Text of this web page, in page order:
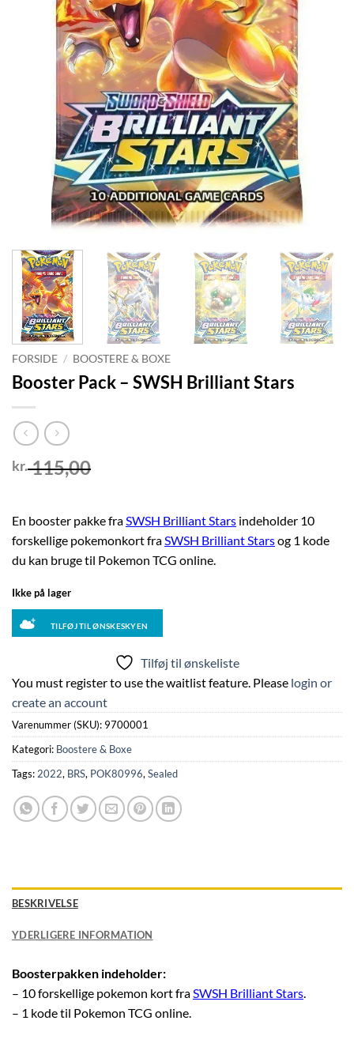
FORSIDE / BOOSTERE & BOXE
Booster Pack – SWSH Brilliant Stars
kr.115,00
En booster pakke fraSWSH Brilliant Stars indeholder 10
forskellige pokemonkort fraSWSH Brilliant Starsog 1 kode
du kan bruge til Pokemon TCG online.
Ikke på lager
TILFØJ TIL ØNSKESKYEN
Tilføj til ønskeliste
You must register to use the waitlist feature. Please login or
create an account
Varenummer (SKU): 9700001
Kategori: Boostere & Boxe
Tags: 2022, BRS, POK80996, Sealed
BESKRIVELSE
YDERLIGERE INFORMATION
Boosterpakken indeholder:
– 10 forskellige pokemon kort fraSWSH Brilliant Stars.
– 1 kode til Pokemon TCG online.